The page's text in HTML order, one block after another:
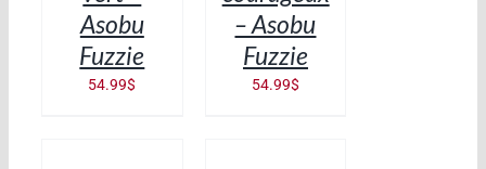
Asobu
Fuzzie
54.99$
– Asobu
Fuzzie
54.99$